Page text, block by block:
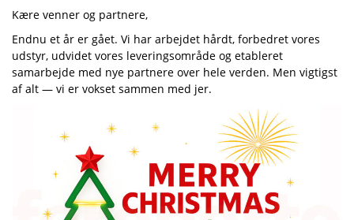
GALLERI
KONTAKTER
Kære venner og partnere,
Endnu et år er gået. Vi har arbejdet hårdt, forbedret vores
udstyr, udvidet vores leveringsområde og etableret
samarbejde med nye partnere over hele verden. Men vigtigst
af alt — vi er vokset sammen med jer.